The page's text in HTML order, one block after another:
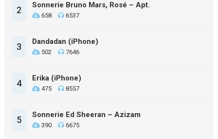
2 Sonnerie Bruno Mars, Rosé – Apt.
658 6537
3 Dandadan (iPhone)
502 7646
4 Erika (iPhone)
475 8557
5 Sonnerie Ed Sheeran – Azizam
390 6675